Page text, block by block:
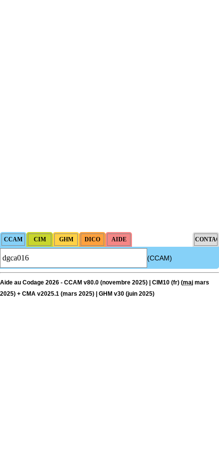
(CCAM)
Aide au Codage 2026 - CCAM v80.0 (novembre 2025) | CIM10 (fr) (maj mars
2025) + CMA v2025.1 (mars 2025) | GHM v30 (juin 2025)